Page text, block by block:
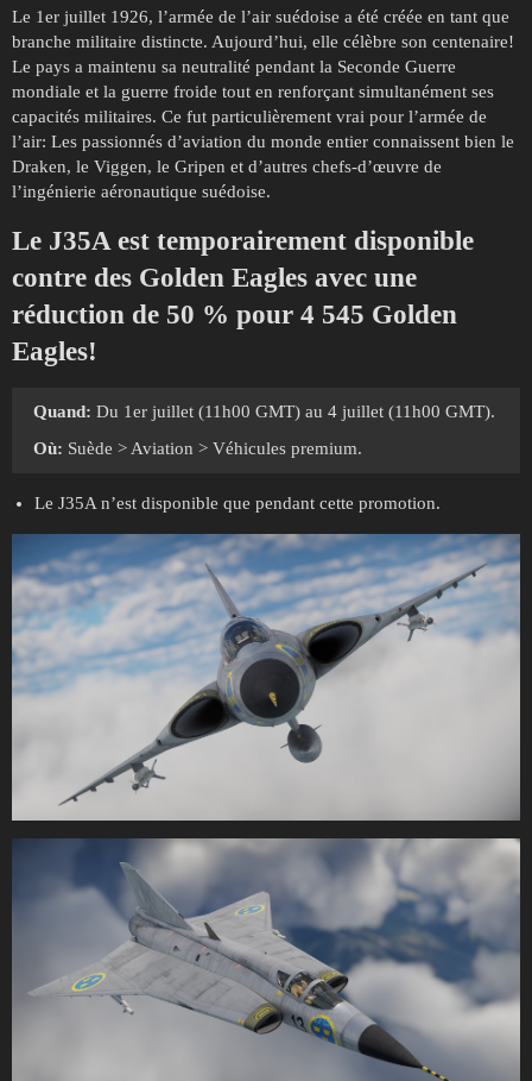
Le 1er juillet 1926, l’armée de l’air suédoise a été créée en tant que
branche militaire distincte. Aujourd’hui, elle célèbre son centenaire!
Le pays a maintenu sa neutralité pendant la Seconde Guerre
mondiale et la guerre froide tout en renforçant simultanément ses
capacités militaires. Ce fut particulièrement vrai pour l’armée de
l’air: Les passionnés d’aviation du monde entier connaissent bien le
Draken, le Viggen, le Gripen et d’autres chefs-d’œuvre de
l’ingénierie aéronautique suédoise.
Le J35A est temporairement disponible
contre des Golden Eagles avec une
réduction de 50 % pour 4 545 Golden
Eagles!
Quand: Du 1er juillet (11h00 GMT) au 4 juillet (11h00 GMT).
Où: Suède > Aviation > Véhicules premium.
Le J35A n’est disponible que pendant cette promotion.